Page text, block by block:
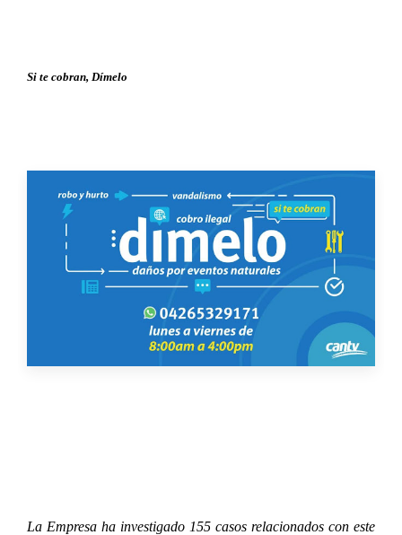
Si te cobran, Dímelo
La Empresa ha investigado 155 casos relacionados con este